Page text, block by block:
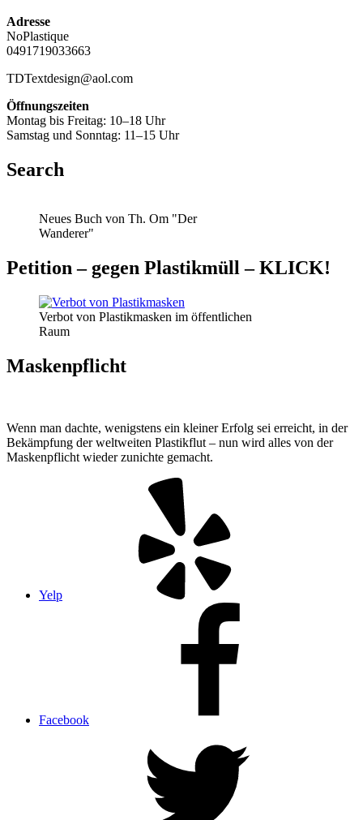
Adresse
NoPlastique
0491719033663
TDTextdesign@aol.com
Öffnungszeiten
Montag bis Freitag: 10–18 Uhr
Samstag und Sonntag: 11–15 Uhr
Search
Neues Buch von Th. Om "Der
Wanderer"
Petition – gegen Plastikmüll – KLICK!
Verbot von Plastikmasken im öffentlichen
Raum
Maskenpflicht
Wenn man dachte, wenigstens ein kleiner Erfolg sei erreicht, in der
Bekämpfung der weltweiten Plastikflut – nun wird alles von der
Maskenpflicht wieder zunichte gemacht.
Yelp
Facebook